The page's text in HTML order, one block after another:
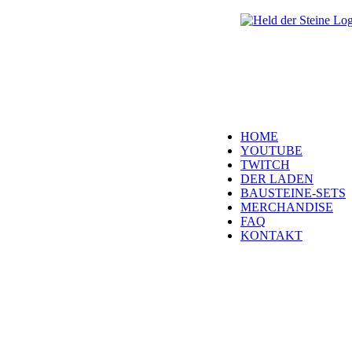
HOME
YOUTUBE
TWITCH
DER LADEN
BAUSTEINE-SETS
MERCHANDISE
FAQ
KONTAKT